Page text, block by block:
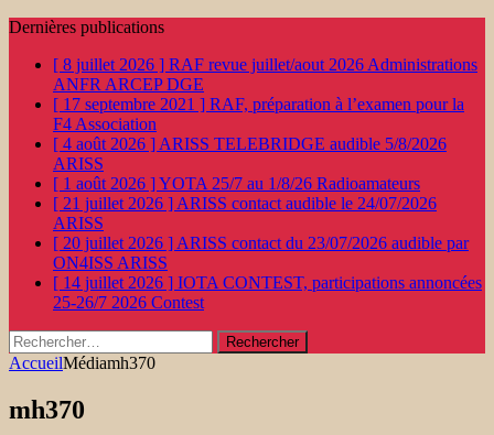
Dernières publications
[ 8 juillet 2026 ] RAF revue juillet/aout 2026 Administrations
ANFR ARCEP DGE
[ 17 septembre 2021 ] RAF, préparation à l’examen pour la
F4 Association
[ 4 août 2026 ] ARISS TELEBRIDGE audible 5/8/2026
ARISS
[ 1 août 2026 ]YOTA 25/7 au 1/8/26 Radioamateurs
[ 21 juillet 2026 ] ARISS contact audible le 24/07/2026
ARISS
[ 20 juillet 2026 ] ARISS contact du 23/07/2026 audible par
ON4ISS ARISS
[ 14 juillet 2026 ] IOTA CONTEST, participations annoncées
25-26/7 2026 Contest
Rechercher :
AccueilMédiamh370
mh370